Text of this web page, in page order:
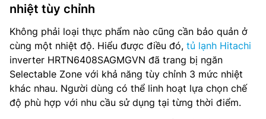
nhiệt tùy chỉnh
Không phải loại thực phẩm nào cũng cần bảo quản ở
cùng một nhiệt độ. Hiểu được điều đó, tủ lạnh Hitachi
inverter HRTN6408SAGMGVN đã trang bị ngăn
Selectable Zone với khả năng tùy chỉnh 3 mức nhiệt
khác nhau. Người dùng có thể linh hoạt lựa chọn chế
độ phù hợp với nhu cầu sử dụng tại từng thời điểm.